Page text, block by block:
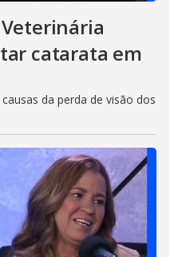
Veterinária
catarata em
da perda de visão dos